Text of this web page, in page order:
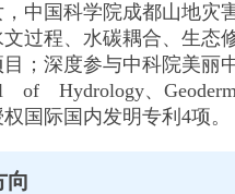
中国科学院成都山地灾
过程、水碳耦合、生态
；深度参与中科院美丽
of Hydrology、
国际国内发明专利4项。
向